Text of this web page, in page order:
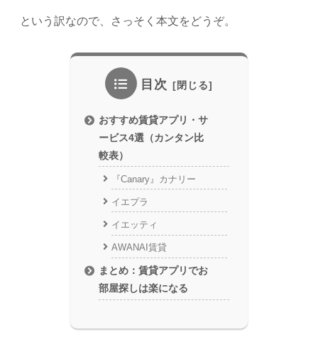
という訳なので、さっそく本文をどうぞ。
目次
おすすめ賃貸アプリ・サ
ービス4選（カンタン比
較表）
『Canary』カナリー
イエプラ
イエッティ
AWANAI賃貸
まとめ：賃貸アプリでお
部屋探しは楽になる